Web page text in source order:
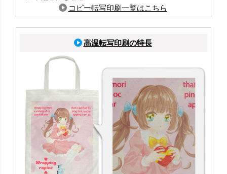
コピー転写印刷一覧はこちら
高温転写印刷の特長